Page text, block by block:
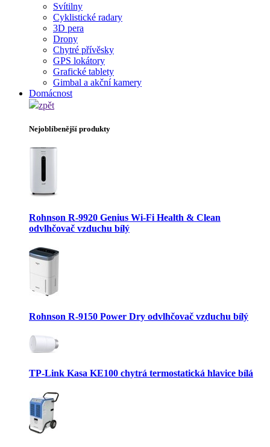
Svítilny
Cyklistické radary
3D pera
Drony
Chytré přívěsky
GPS lokátory
Grafické tablety
Gimbal a akční kamery
Domácnost
zpět
Nejoblíbenější produkty
Rohnson R-9920 Genius Wi-Fi Health & Clean
odvlhčovač vzduchu bílý
Rohnson R-9150 Power Dry odvlhčovač vzduchu bílý
TP-Link Kasa KE100 chytrá termostatická hlavice bílá